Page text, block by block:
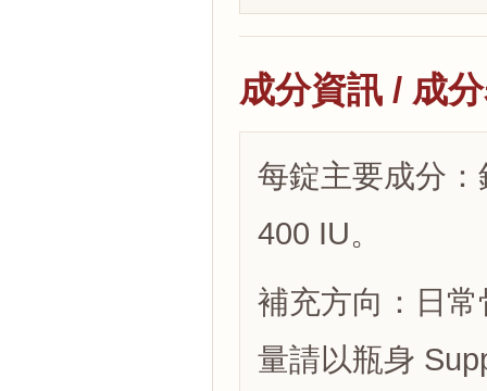
成分資訊 / 成
每錠主要成分
400 IU。
補充方向：日
量請以瓶身